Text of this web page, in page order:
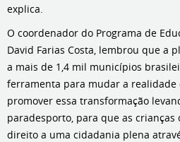
explica.
O coordenador do Programa de
David Farias Costa, lembrou que a
a mais de 1,4 mil municípios
ferramenta para mudar a realidade
promover essa transformação
paradesporto, para que as
direito a uma cidadania plena